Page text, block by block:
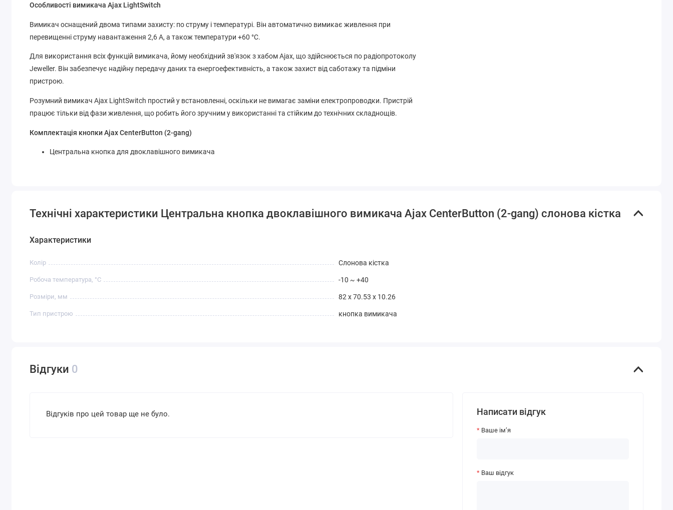
Особливості вимикача Ajax LightSwitch
Вимикач оснащений двома типами захисту: по струму і температурі. Він автоматично вимикає живлення при
перевищенні струму навантаження 2,6 А, а також температури +60 °C.
Для використання всіх функцій вимикача, йому необхідний зв'язок з хабом Ajax, що здійснюється по радіопротоколу
Jeweller. Він забезпечує надійну передачу даних та енергоефективність, а також захист від саботажу та підміни
пристрою.
Розумний вимикач Ajax LightSwitch простий у встановленні, оскільки не вимагає заміни електропроводки. Пристрій
працює тільки від фази живлення, що робить його зручним у використанні та стійким до технічних складнощів.
Комплектація кнопки Ajax CenterButton (2-gang)
Центральна кнопка для двоклавішного вимикача
Технічні характеристики Центральна кнопка двоклавішного вимикача Ajax CenterButton (2-gang) слонова кістка
Характеристики
Колір Слонова кістка
Робоча температура, °C -10 ~ +40
Розміри, мм 82 x 70.53 x 10.26
Тип пристрою кнопка вимикача
Відгуки 0
Відгуків про цей товар ще не було. Написати відгук
Ваше ім’я
Ваш відгук